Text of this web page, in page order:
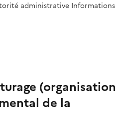
administrative Informations
(organisation
de la